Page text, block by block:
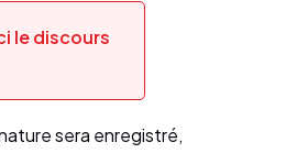
le discours
sera enregistré,